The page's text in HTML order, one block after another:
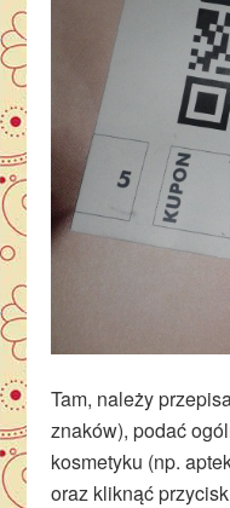
Tam, należy
znaków), podać
kosmetyku (np.
oraz kliknąć